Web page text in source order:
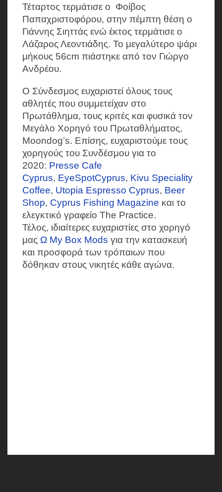
Τέταρτος τερμάτισε ο Φοίβος
Παπαχριστοφόρου, στην πέμπτη θέση ο
Γιάννης Σιηττάς ενώ έκτος τερμάτισε ο
Λάζαρος Λεοντιάδης. Το μεγαλύτερο ψάρι
μήκους 56cm πιάστηκε από τον Γιώργο
Ανδρέου.
Ο Σύνδεσμος ευχαριστεί όλους τους
αθλητές που συμμετείχαν στο
Πρωτάθλημα, τους κριτές και φυσικά τον
Μεγάλο Χορηγό του Πρωταθλήματος,
Moondog’s. Επίσης, ευχαριστούμε τους
χορηγούς του Συνδέσμου για το
2020: Presse Cafe
Cyprus, EyeSpotCyprus, Kivu Speciality
Coffee, Utopia Espresso Cyprus, Beer
Shop, Cyprus Fishing Magazine και το
ελεγκτικό γραφείο The Practice.
Τέλος, ιδιαίτερες ευχαριστίες στο χορηγό
μας Ω My Box Mods για την κατασκευή
και προσφορά των τρόπαιων που
δόθηκαν στους νικητές κάθε αγώνα.